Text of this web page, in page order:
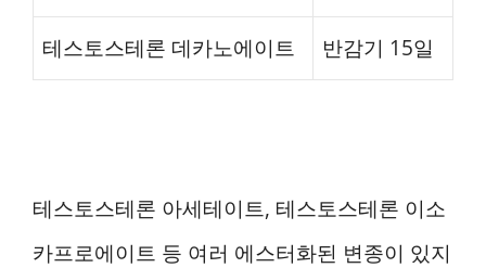
테스토스테론 데카노에이트 반감기 15일
테스토스테론 아세테이트, 테스토스테론 이소
카프로에이트 등 여러 에스터화된 변종이 있지